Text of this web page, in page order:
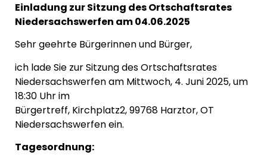
Einladung zur Sitzung des Ortschaftsrates
Niedersachswerfen am 04.06.2025
Sehr geehrte Bürgerinnen und Bürger,
ich lade Sie zur Sitzung des Ortschaftsrates
Niedersachswerfen am Mittwoch, 4. Juni 2025, um
18:30 Uhr im
Bürgertreff, Kirchplatz2, 99768 Harztor, OT
Niedersachswerfen ein.
Tagesordnung: